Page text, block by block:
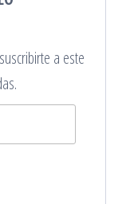
a este